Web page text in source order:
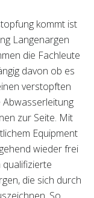
kommt ist
Langenargen
die Fachleute
davon ob es
verstopften
zur Seite. Mit
Equipment
wieder frei
qualifizierte
die sich durch